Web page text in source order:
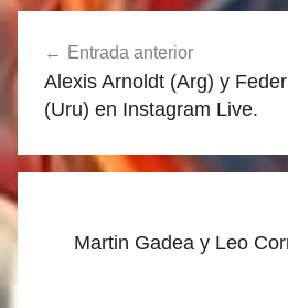
de
entradas
Entrada anterior
Alexis Arnoldt (Arg) y
(Uru) en Instagram Live.
Martin Gadea y Leo